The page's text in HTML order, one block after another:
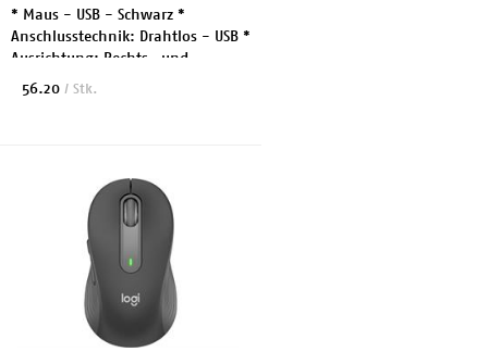
* Maus - USB - Schwarz *
Anschlusstechnik: Drahtlos - USB *
Ausrichtung: Rechts- und
linkshändig * Kabelloser
56.20 / Stk.